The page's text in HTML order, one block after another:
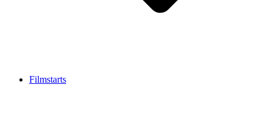
Filmstarts